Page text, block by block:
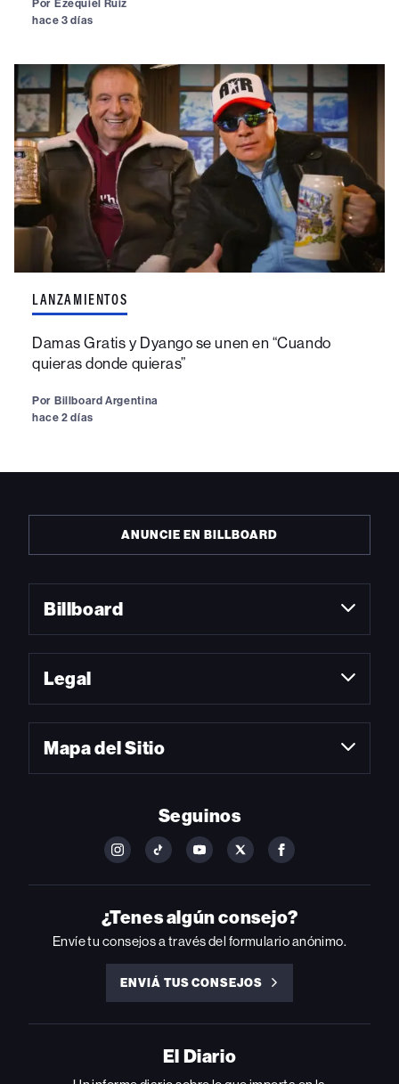
Por Ezequiel Ruiz
hace 3 días
LANZAMIENTOS
Damas Gratis y Dyango se unen en “Cuando
quieras donde quieras”
Por Billboard Argentina
hace 2 días
ANUNCIE EN BILLBOARD
Billboard
Legal
Mapa del Sitio
Seguinos
FOLLOW
ON
INSTAGRAM
FOLLOW
ON
YOUTUBE
FOLLOW
ON
YOUTUBE
FOLLOW
ON
FOLLOW
ON
FACEBOOK
¿Tenes algún consejo?
Envíe tu consejos a través del formulario anónimo.
ENVIÁ TUS CONSEJOS
ENVIÁ
CONSEJOS
El Diario